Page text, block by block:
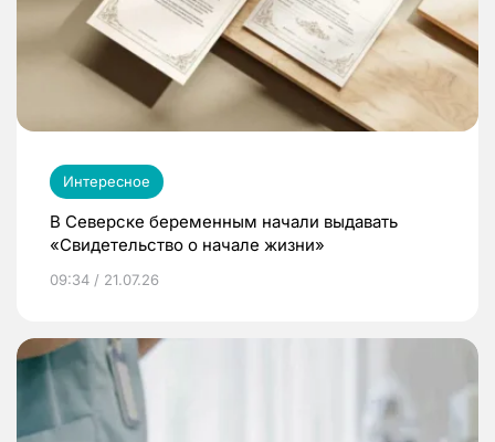
Интересное
В Северске беременным начали выдавать
«Свидетельство о начале жизни»
09:34 / 21.07.26